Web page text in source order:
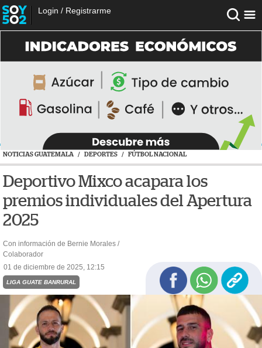
Login / Registrarme
NOTICIAS GUATEMALA / DEPORTES / FÚTBOL NACIONAL
Deportivo Mixco acapara los
premios individuales del Apertura
2025
Con información de Bernie Morales /
Colaborador
01 de diciembre de 2025, 12:15
LIGA GUATE BANRURAL